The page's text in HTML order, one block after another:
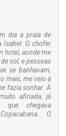
dia a praia de
Isabel. O chofer
hotel, aonde me
sol, e pessoas
se banhavam,
mais, me veio à
fazia sonhar. À
afinada, já
chegava
O